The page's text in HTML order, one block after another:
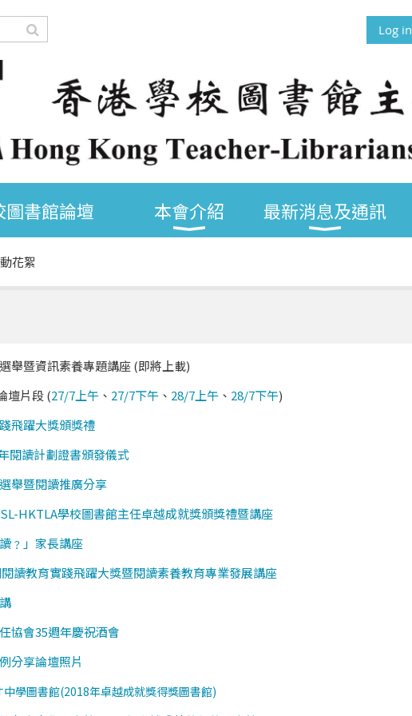
Log in
書館論壇 本會介紹 最新消息及通訊
花絮
舉暨資訊素養專題講座 (即將上載)
壇片段 (27/7上午 、 27/7下午 、 28/7上午 、 28/7下午)
飛躍大獎頒獎禮
閱讀計劃證書頒發儀式
舉暨閱讀推廣分享
HKTLA學校圖書館主任卓越成就獎頒獎禮暨講座
﹖」家長講座
讀教育實踐飛躍大獎暨閱讀素養教育專業發展講座
協會35週年慶祝酒會
分享論壇照片
學圖書館(2018年卓越成就獎得獎圖書館)